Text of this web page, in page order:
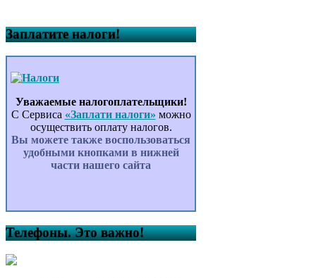
Заплатите налоги!
Уважаемые налогоплательщики!
С Сервиса «Заплати налоги» можно
осуществить оплату налогов.
Вы можете также воспользоваться
удобными кнопками в нижней
части нашего сайта
Телефоны. Это важно!